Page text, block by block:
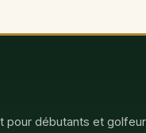
pour débutants et